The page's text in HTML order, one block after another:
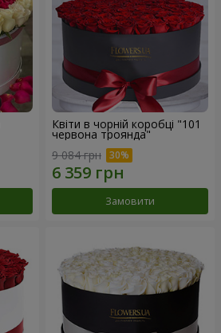
Квіти в чорній коробці "101
червона троянда"
9 084 грн
Замовити